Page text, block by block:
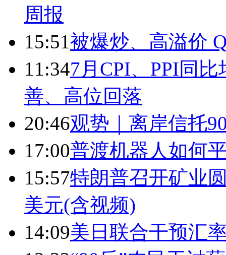
周报
15:51被爆炒、高溢价
11:347月CPI、PPI同
善、高位回落
20:46观势｜离岸信托
17:00普渡机器人如何
15:57特朗普召开矿业
美元(含视频)
14:09美日联合干预汇